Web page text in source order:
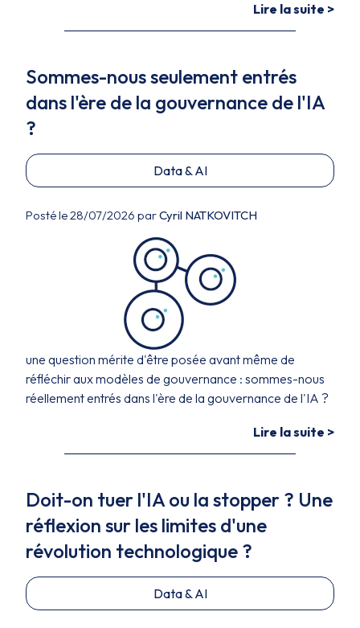
Lire la suite >
Sommes-nous seulement entrés
dans l'ère de la gouvernance de l'IA
?
Data & AI
Posté le 28/07/2026 parCyril NATKOVITCH
une question mérite d'être posée avant même de
réfléchir aux modèles de gouvernance : sommes-nous
réellement entrés dans l'ère de la gouvernance de l'IA ?
Lire la suite >
Doit-on tuer l'IA ou la stopper ? Une
réflexion sur les limites d'une
révolution technologique ?
Data & AI